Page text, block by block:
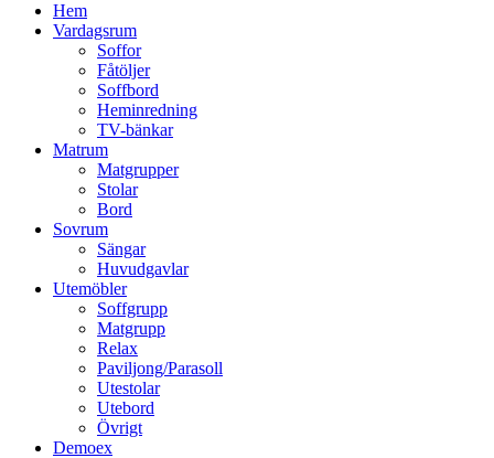
Hem
Vardagsrum
Soffor
Fåtöljer
Soffbord
Heminredning
TV-bänkar
Matrum
Matgrupper
Stolar
Bord
Sovrum
Sängar
Huvudgavlar
Utemöbler
Soffgrupp
Matgrupp
Relax
Paviljong/Parasoll
Utestolar
Utebord
Övrigt
Demoex